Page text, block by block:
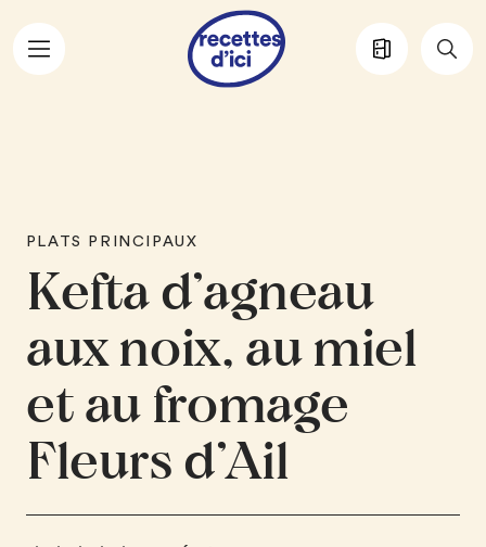
Aller au contenu principal
PLATS PRINCIPAUX
Kefta d’agneau
aux noix, au miel
et au fromage
Fleurs d’Ail